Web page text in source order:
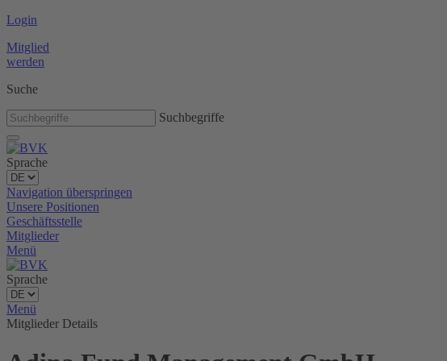
Login
Mitglied
werden
Suche
Suchbegriffe
Sprache
Navigation überspringen
Unsere Positionen
Geschäftsstelle
Mitglieder
Menü
Sprache
Menü
Mitglieder Details